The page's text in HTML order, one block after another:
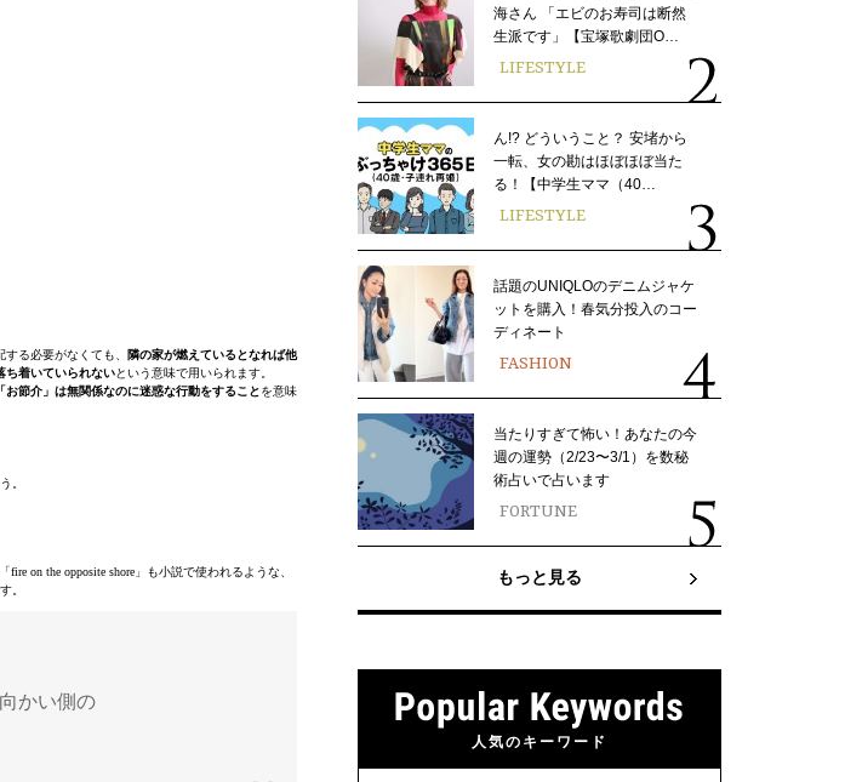
る必要がなくても、 隣の家が燃えているとなれば他
ち着いていられないという意味で用いられます。
節介」は無関係なのに迷惑な行動をすることを意味
。
on the opposite shore」も小説で使われるような、
。
かい側の
海さん 「エビのお寿司は断然
生派です」【宝塚歌劇団O…
LIFESTYLE
ん!? どういうこと？ 安堵から
一転、女の勘はほぼほぼ当た
る！【中学生ママ（40…
LIFESTYLE
話題のUNIQLOのデニムジャケ
ットを購入！春気分投入のコー
ディネート
FASHION
当たりすぎて怖い！あなたの今
週の運勢（2/23〜3/1）を数秘
術占いで占います
FORTUNE
もっと見る
人気のキーワード